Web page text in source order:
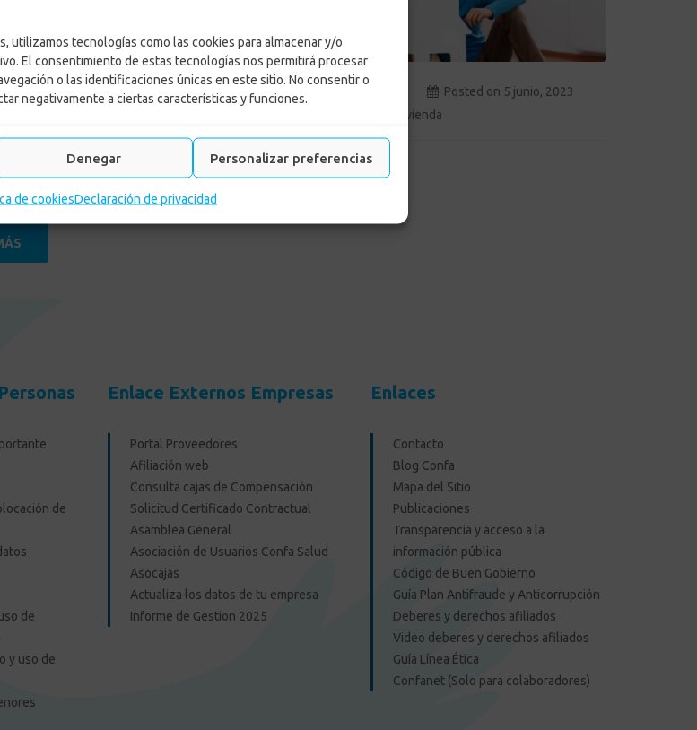
utilizamos tecnologías como las cookies para almacenar y/o
El consentimiento de estas tecnologías nos permitirá procesar
o las identificaciones únicas en este sitio. No consentir o
negativamente a ciertas características y funciones.
Denegar Personalizar preferencias
de cookiesDeclaración de privacidad
5 junio, 2023 inlegal,Subsidios
Posted on 5 junio, 2023
Vivienda
LEER MÁS
de
de
y uso de
Enlace Externos Empresas
Portal Proveedores
Afiliación web
Consulta cajas de Compensación
Solicitud Certificado Contractual
Asamblea General
Asociación de Usuarios Confa Salud
Asocajas
Actualiza los datos de tu empresa
Informe de Gestion 2025
Enlaces
Contacto
Blog Confa
Mapa del Sitio
Publicaciones
Transparencia y acceso a la
información pública
Código de Buen Gobierno
Guía Plan Antifraude y Anticorrupción
Deberes y derechos afiliados
Video deberes y derechos afiliados
Guía Línea Ética
Confanet (Solo para colaboradores)